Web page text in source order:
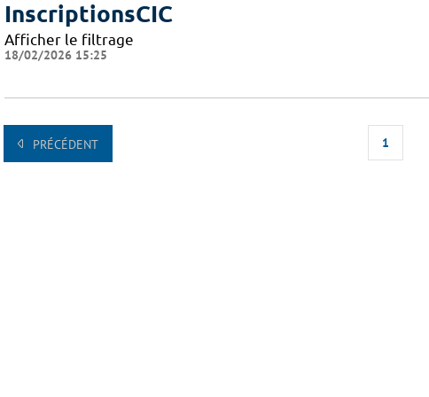
InscriptionsCIC
Afficher le filtrage
18/02/2026 15:25
PRÉCÉDENT 1